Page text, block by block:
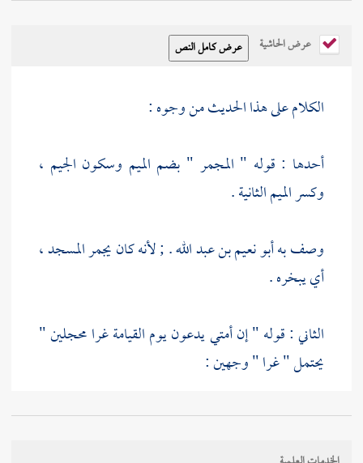
عرض الحاشية
الكلام على هذا الحديث من وجوه :
أحدها : قوله " المجمر " بضم الميم وسكون الجيم ،
وكسر الميم الثانية .
وصف بهأبو نعيم بن عبد الله. ; لأنه كان يجمر المسجد ،
أي يبخره .
الثاني : قوله " إن أمتي يدعون يوم القيامة غرا محجلين "
يحتمل " غرا " وجهين :
أحدهما : أن يكون مفعولا ليدعون ، كأنه بمعنى يسمون
غرا .